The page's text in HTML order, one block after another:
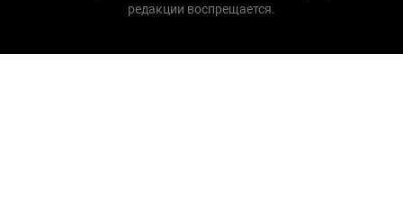
редакции воспрещается.